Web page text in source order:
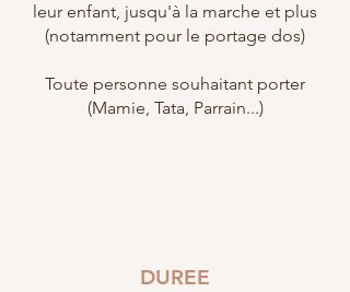
leur enfant, jusqu'à la marche et plus
(notamment pour le portage dos)
Toute personne souhaitant porter
(Mamie, Tata, Parrain...)
DUREE